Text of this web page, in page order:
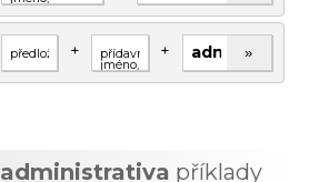
+ + »
administrativa příklady